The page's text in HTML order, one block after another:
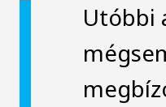
Utóbbi